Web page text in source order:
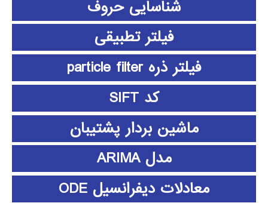
شناسایی حروف
فیلتر تطبیقی
فیلتر ذره particle filter
کد SIFT
ماشین بردار پشتیبان
مدل ARIMA
معادلات دیفرانسیل ODE